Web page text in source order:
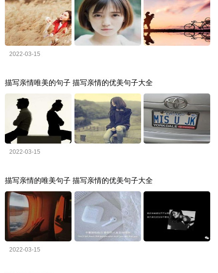
2022-03-15
描写亲情唯美的句子 描写亲情的优美句子大全
2022-03-15
描写亲情的唯美句子 描写亲情的优美句子大全
2022-03-15